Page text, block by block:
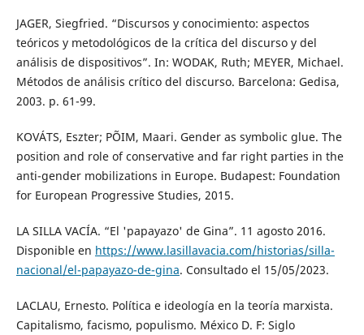
JAGER, Siegfried. “Discursos y conocimiento: aspectos
teóricos y metodológicos de la crítica del discurso y del
análisis de dispositivos”. In: WODAK, Ruth; MEYER, Michael.
Métodos de análisis crítico del discurso. Barcelona: Gedisa,
2003. p. 61-99.
KOVÁTS, Eszter; PÕIM, Maari. Gender as symbolic glue. The
position and role of conservative and far right parties in the
anti-gender mobilizations in Europe. Budapest: Foundation
for European Progressive Studies, 2015.
LA SILLA VACÍA. “El 'papayazo' de Gina”. 11 agosto 2016.
Disponible en https://www.lasillavacia.com/historias/silla-
nacional/el-papayazo-de-gina. Consultado el 15/05/2023.
LACLAU, Ernesto. Política e ideología en la teoría marxista.
Capitalismo, facismo, populismo. México D. F: Siglo